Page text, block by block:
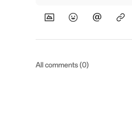
All comments (0)